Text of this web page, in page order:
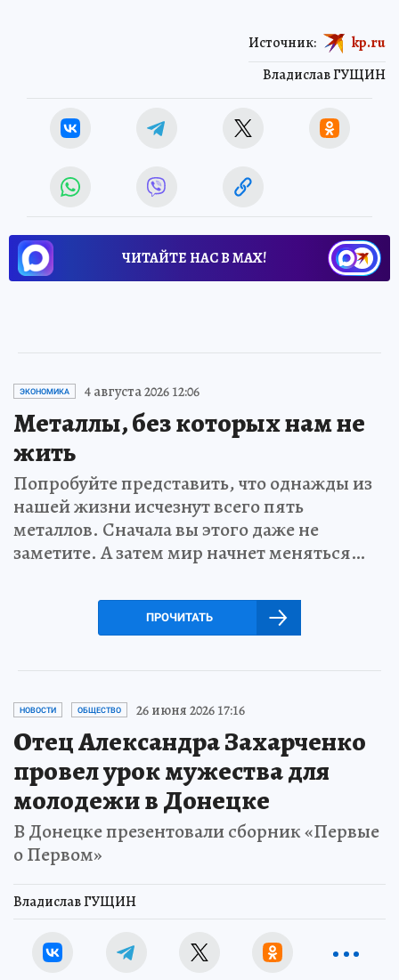
Владислав ГУЩИН
Источник: kp.ru
ЧИТАЙТЕ НАС В МАХ!
ЭКОНОМИКА 4 августа 2026 12:06
Металлы, без которых нам не
жить
Попробуйте представить, что однажды из
нашей жизни исчезнут всего пять
металлов. Сначала вы этого даже не
заметите. А затем мир начнет меняться…
ПРОЧИТАТЬ
НОВОСТИ ОБЩЕСТВО 26 июня 2026 17:16
Отец Александра Захарченко
провел урок мужества для
молодежи в Донецке
В Донецке презентовали сборник «Первые
о Первом»
Владислав ГУЩИН